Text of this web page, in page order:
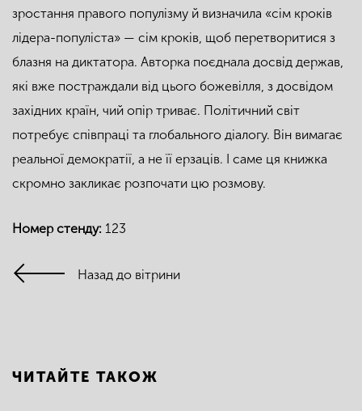
зростання правого популізму й визначила «сім кроків
лідера-популіста» — сім кроків, щоб перетворитися з
блазня на диктатора. Авторка поєднала досвід держав,
які вже постраждали від цього божевілля, з досвідом
західних країн, чий опір триває. Політичний світ
потребує співпраці та глобального діалогу. Він вимагає
реальної демократії, а не її ерзаців. І саме ця книжка
скромно закликає розпочати цю розмову.
Номер стенду: 123
Назад до вітрини
ЧИТАЙТЕ ТАКОЖ